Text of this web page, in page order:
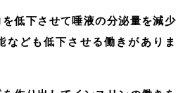
低下させて唾液の分泌量を減少
なども低下させる働きがありま